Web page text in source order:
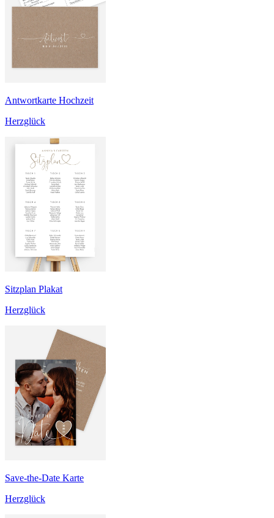
Antwortkarte Hochzeit
Herzglück
Sitzplan Plakat
Herzglück
Save-the-Date Karte
Herzglück